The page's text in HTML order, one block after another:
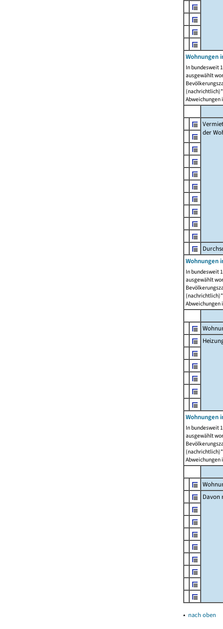
Wohnungen
In bundesweit
ausgewählt
Abweichungen
der
Wohnungen
In bundesweit
ausgewählt
Abweichungen
Wohnungen
In bundesweit
ausgewählt
Abweichungen
Davon
▴ nach oben